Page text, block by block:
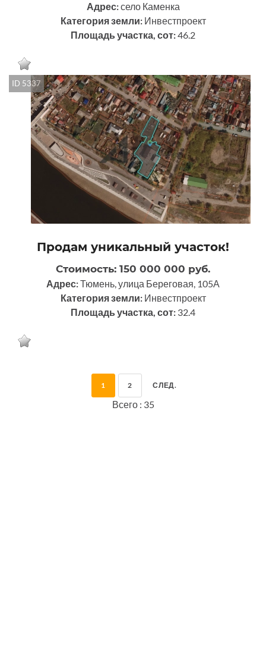
Адрес:село Каменка
Категория земли: Инвестпроект
Площадь участка, сот:46.2
ID 5337
Продам уникальный участок!
Стоимость: 150 000 000 руб.
Адрес:Тюмень, улица Береговая, 105А
Категория земли: Инвестпроект
Площадь участка, сот: 32.4
1 2 СЛЕД.
Всего : 35